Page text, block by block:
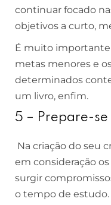
continuar focado
objetivos a curto,
É muito
metas menores e
determinados
um livro, enfim.
5 – Prepare-
Na criação do seu
em consideração
surgir
o tempo de estudo.